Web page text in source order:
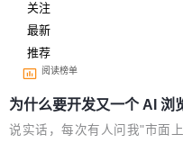
关注
最新
推荐
阅读榜单
为什么要开发又一个 AI 浏
说实话，每次有人问我"市面